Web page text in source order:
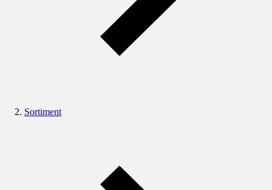
Sortiment